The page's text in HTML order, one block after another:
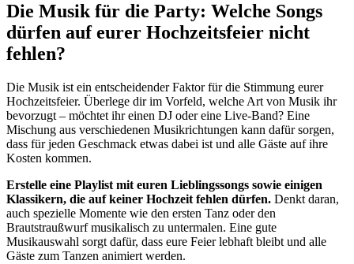
Die Musik für die Party: Welche Songs
dürfen auf eurer Hochzeitsfeier nicht
fehlen?
Die Musik ist ein entscheidender Faktor für die Stimmung eurer
Hochzeitsfeier. Überlege dir im Vorfeld, welche Art von Musik ihr
bevorzugt – möchtet ihr einen DJ oder eine Live-Band? Eine
Mischung aus verschiedenen Musikrichtungen kann dafür sorgen,
dass für jeden Geschmack etwas dabei ist und alle Gäste auf ihre
Kosten kommen.
Erstelle eine Playlist mit euren Lieblingssongs sowie einigen
Klassikern, die auf keiner Hochzeit fehlen dürfen. Denkt daran,
auch spezielle Momente wie den ersten Tanz oder den
Brautstraußwurf musikalisch zu untermalen. Eine gute
Musikauswahl sorgt dafür, dass eure Feier lebhaft bleibt und alle
Gäste zum Tanzen animiert werden.